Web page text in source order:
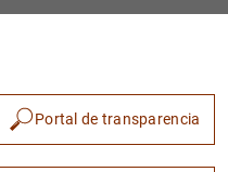
Portal de transparencia